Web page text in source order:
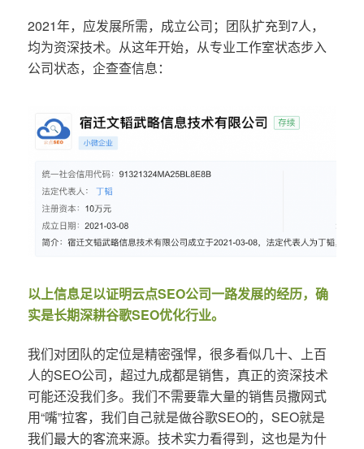
2021年，应发展所需，成立公司；团队扩充到7人，
均为资深技术。从这年开始，从专业工作室状态步入
公司状态，企查查信息：
以上信息足以证明云点SEO公司一路发展的经历，确
实是长期深耕谷歌SEO优化行业。
我们对团队的定位是精密强悍，很多看似几十、上百
人的SEO公司，超过九成都是销售，真正的资深技术
可能还没我们多。我们不需要靠大量的销售员撒网式
用“嘴”拉客，我们自己就是做谷歌SEO的，SEO就是
我们最大的客流来源。技术实力看得到，这也是为什